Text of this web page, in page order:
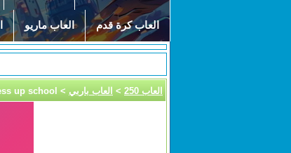
العاب كرة قدم العاب ماريو
العاب 250 > العاب باربي > caitlyn dress up school